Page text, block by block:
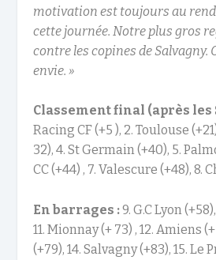
motivation est toujours au
cette journée. Notre plus gros
contre les copines de Salvagny.
envie. »
Classement final (après les
Racing CF (+5 ), 2. Toulouse
32), 4. St Germain (+40), 5.
CC (+44) , 7. Valescure (+48), 8.
En barrages :9. G.C Lyon
11. Mionnay (+ 73) , 12. Amiens
(+79), 14. Salvagny (+83), 15. Le